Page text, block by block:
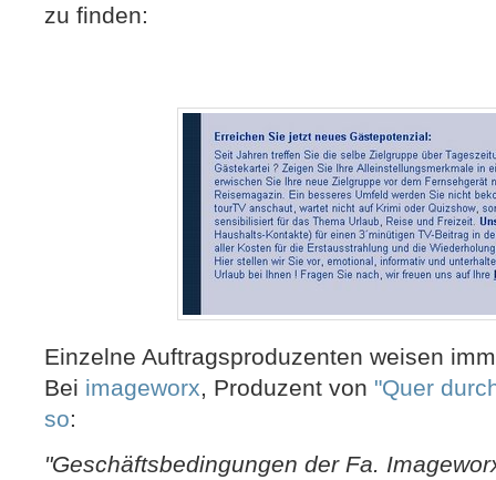
zu finden:
Einzelne Auftragsproduzenten weisen
Bei imageworx, Produzent von "Quer
so:
"Geschäftsbedingungen der Fa.